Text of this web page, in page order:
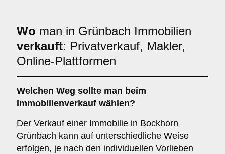
Wo man in Grünbach Immobilien
verkauft: Privatverkauf, Makler,
Online-Plattformen
Welchen Weg sollte man beim
Immobilienverkauf wählen?
Der Verkauf einer Immobilie in Bockhorn
Grünbach kann auf unterschiedliche Weise
erfolgen, je nach den individuellen Vorlieben